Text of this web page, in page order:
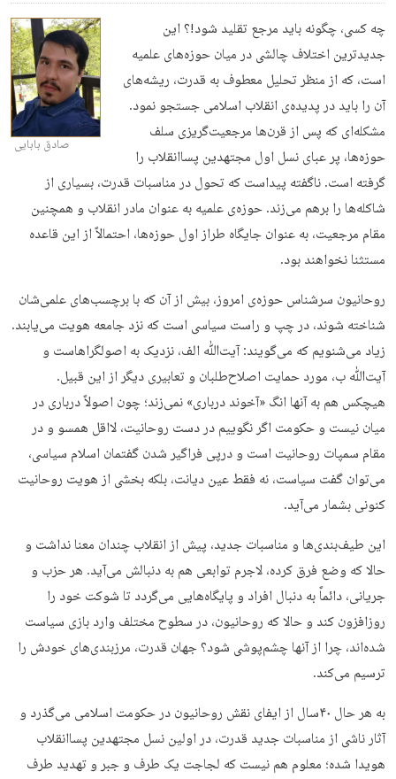
صادق بابایی
چه‌ کسی، چگونه باید مرجع تقلید شود!؟ این
جدیدترین اختلاف چالشی در میان حوزه‌های علمیه
است، که از منظر تحلیل معطوف به قدرت، ریشه‌های‌
آن را باید در پدیده‌ی انقلاب اسلامی جستجو نمود.
مشکله‌ای که پس از قرن‌ها مرجعیت‌گریزی سلف
حوزه‌ها، پر عبای نسل اول مجتهدین پساانقلاب را
گرفته است. ناگفته پیداست ‌که تحول در مناسبات قدرت، بسیاری از
شاکله‌ها را برهم می‌زند. حوزه‌ی علمیه به عنوان مادر انقلاب و همچنین
مقام مرجعیت، به عنوان جایگاه طراز اول حوزه‌ها، احتمالاً از این قاعده
مستثنا نخواهند بود.
روحانیون سرشناس حوزه‌ی امروز، بیش از آن که با برچسب‌های علمی‌شان
شناخته شوند، در چپ و راست سیاسی‌ است که نزد جامعه هویت می‌یابند.
زیاد می‌شنویم که می‌گویند: آیت‌ﷲ الف، نزدیک به اصولگراهاست و
آیت‌ﷲ ب، مورد حمایت اصلاح‌طلبان و تعابیری دیگر از این قبیل.
هیچکس هم به آنها انگ «آخوند درباری» نمی‌زند؛ چون اصولاً درباری در
میان نیست و حکومت اگر نگوییم در دست روحانیت، لااقل همسو و در
مقام سمپات روحانیت است و درپی فراگیر شدن گفتمان اسلام سیاسی،
می‌توان گفت سیاست، نه فقط عین دیانت، بلکه بخشی از هویت روحانیت
کنونی بشمار می‌آید.
این طیف‌بندی‌ها و مناسبات جدید، پیش از انقلاب چندان معنا نداشت و
حالا که وضع فرق کرده، لاجرم توابعی هم به دنبالش می‌آید. هر حزب و
جریانی، دائماً به دنبال افراد و پایگاه‌هایی می‌گردد تا شوکت خود را
روزافزون کند و حالا که روحانیون، در سطوح مختلف وارد بازی سیاست
شده‌اند، چرا از آنها چشم‌پوشی شود؟ جهان قدرت، مرزبندی‌های خودش را
ترسیم می‌کند.
به هر حال ۴۰سال از ایفای نقش روحانیون در حکومت اسلامی می‌گذرد و
آثار ناشی از مناسبات جدید قدرت، در اولین نسل مجتهدین پساانقلاب
هویدا شده؛ معلوم هم نیست که لجاجت یک طرف و جبر و تهدید طرف